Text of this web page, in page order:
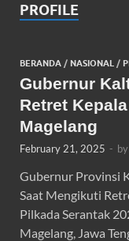
PROFILE
BERANDA / NASIONAL /
Gubernur
Retret
Magelang
February 21, 2025 - by
Gubernur Provinsi
Saat Mengikuti
Pilkada Serantak
Magelang, Jawa